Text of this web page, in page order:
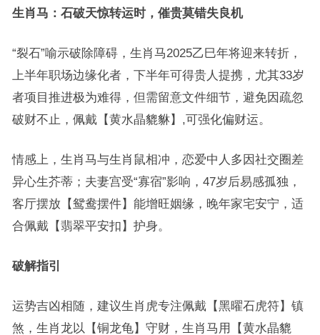
生肖马：石破天惊转运时，催贵莫错失良机
“裂石”喻示破除障碍，生肖马2025乙巳年将迎来转折，
上半年职场边缘化者，下半年可得贵人提携，尤其33岁
者项目推进极为难得，但需留意文件细节，避免因疏忽
破财不止，佩戴【黄水晶貔貅】,可强化偏财运。
情感上，生肖马与生肖鼠相冲，恋爱中人多因社交圈差
异心生芥蒂；夫妻宫受“寡宿”影响，47岁后易感孤独，
客厅摆放【鸳鸯摆件】能增旺姻缘，晚年家宅安宁，适
合佩戴【翡翠平安扣】护身。
破解指引
运势吉凶相随，建议生肖虎专注佩戴【黑曜石虎符】镇
煞，生肖龙以【铜龙龟】守财，生肖马用【黄水晶貔